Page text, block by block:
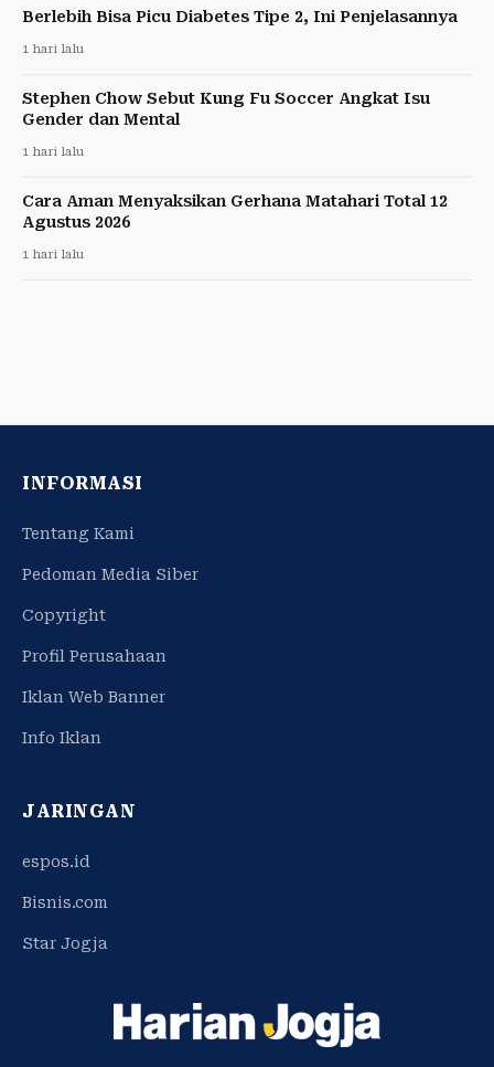
Berlebih Bisa Picu Diabetes Tipe 2, Ini Penjelasannya
1 hari lalu
Stephen Chow Sebut Kung Fu Soccer Angkat Isu
Gender dan Mental
1 hari lalu
Cara Aman Menyaksikan Gerhana Matahari Total 12
Agustus 2026
1 hari lalu
INFORMASI
Tentang Kami
Pedoman Media Siber
Copyright
Profil Perusahaan
Iklan Web Banner
Info Iklan
JARINGAN
espos.id
Bisnis.com
Star Jogja